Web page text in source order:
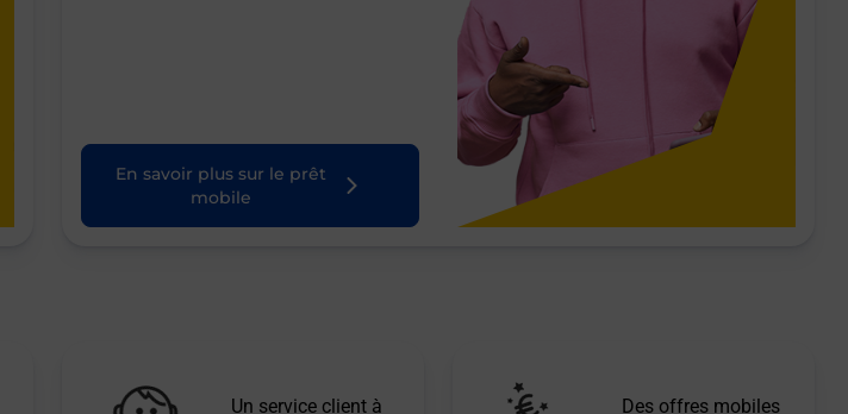
En savoir plus sur le prêt
mobile
Un service client à
Des offres mobiles